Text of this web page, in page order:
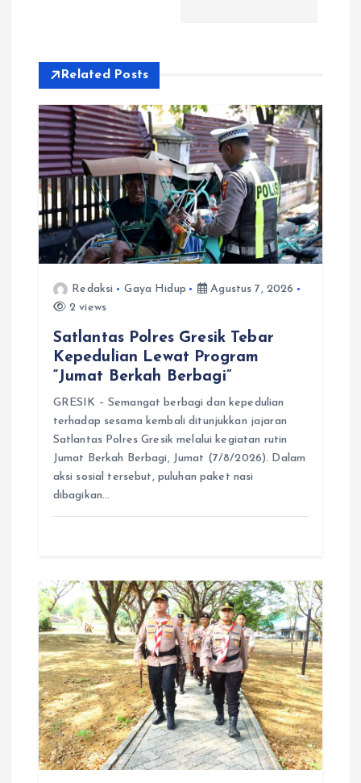
p
o
s
Related Posts
Redaksi Gaya Hidup
Agustus 7, 2026
2 views
Satlantas Polres Gresik Tebar
Kepedulian Lewat Program
“Jumat Berkah Berbagi”
GRESIK – Semangat berbagi dan kepedulian
terhadap sesama kembali ditunjukkan jajaran
Satlantas Polres Gresik melalui kegiatan rutin
Jumat Berkah Berbagi, Jumat (7/8/2026). Dalam
aksi sosial tersebut, puluhan paket nasi
dibagikan…